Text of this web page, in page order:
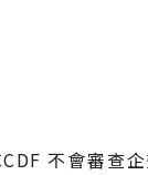
不會審查